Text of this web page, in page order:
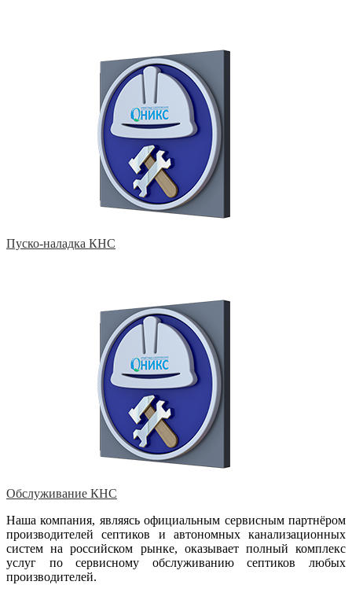
Пуско-наладка КНС
Обслуживание КНС
Наша компания, являясь официальным сервисным партнёром
производителей септиков и автономных канализационных
систем на российском рынке, оказывает полный комплекс
услуг по сервисному обслуживанию септиков любых
производителей.